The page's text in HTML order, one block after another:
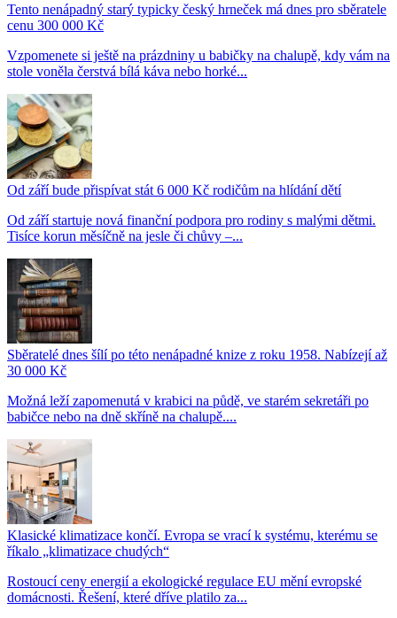
Tento nenápadný starý typicky český hrneček má dnes pro sběratele
cenu 300 000 Kč
Vzpomenete si ještě na prázdniny u babičky na chalupě, kdy vám na
stole voněla čerstvá bílá káva nebo horké...
Od září bude přispívat stát 6 000 Kč rodičům na hlídání dětí
Od září startuje nová finanční podpora pro rodiny s malými dětmi.
Tisíce korun měsíčně na jesle či chůvy –...
Sběratelé dnes šílí po této nenápadné knize z roku 1958. Nabízejí až
30 000 Kč
Možná leží zapomenutá v krabici na půdě, ve starém sekretáři po
babičce nebo na dně skříně na chalupě....
Klasické klimatizace končí. Evropa se vrací k systému, kterému se
říkalo „klimatizace chudých“
Rostoucí ceny energií a ekologické regulace EU mění evropské
domácnosti. Řešení, které dříve platilo za...